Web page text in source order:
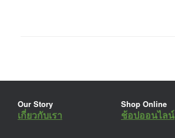
Our Story
เกี่ยวกับเรา
Shop Online
ช้อปออนไลน์